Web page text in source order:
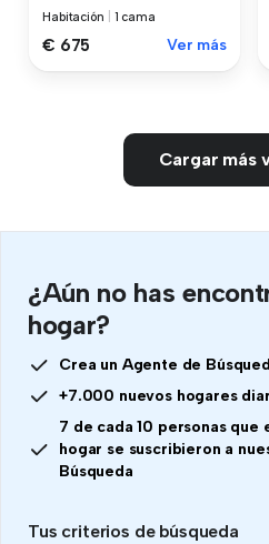
Habitación 1 cama
€ 675 Ver más
Cargar más
¿Aún no has
hogar?
Crea un Agente de
+7.000 nuevos hogares
7 de cada 10 personas que
hogar se suscribieron a
Búsqueda
Tus criterios de búsqueda